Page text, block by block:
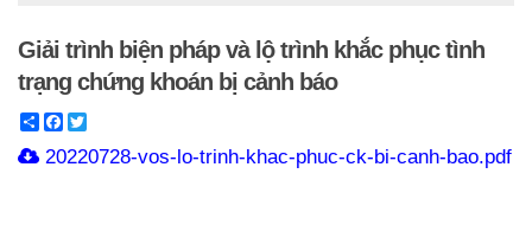
Giải trình biện pháp và lộ trình khắc phục tình
trạng chứng khoán bị cảnh báo
ShareFacebook
20220728-vos-lo-trinh-khac-phuc-ck-bi-canh-bao.pdf